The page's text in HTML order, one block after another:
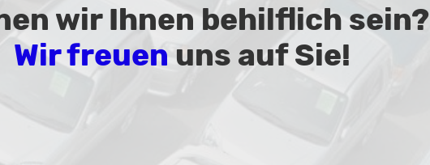
wir Ihnen behilflich sein?
Wir freuen uns auf Sie!